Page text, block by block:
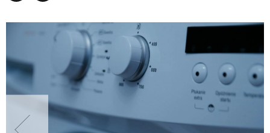
ROŚLINY OGRODOWE
PORADY
ZIELEŃ W DOMU